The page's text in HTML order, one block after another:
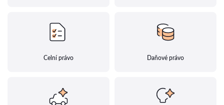
Celní právo Daňové právo